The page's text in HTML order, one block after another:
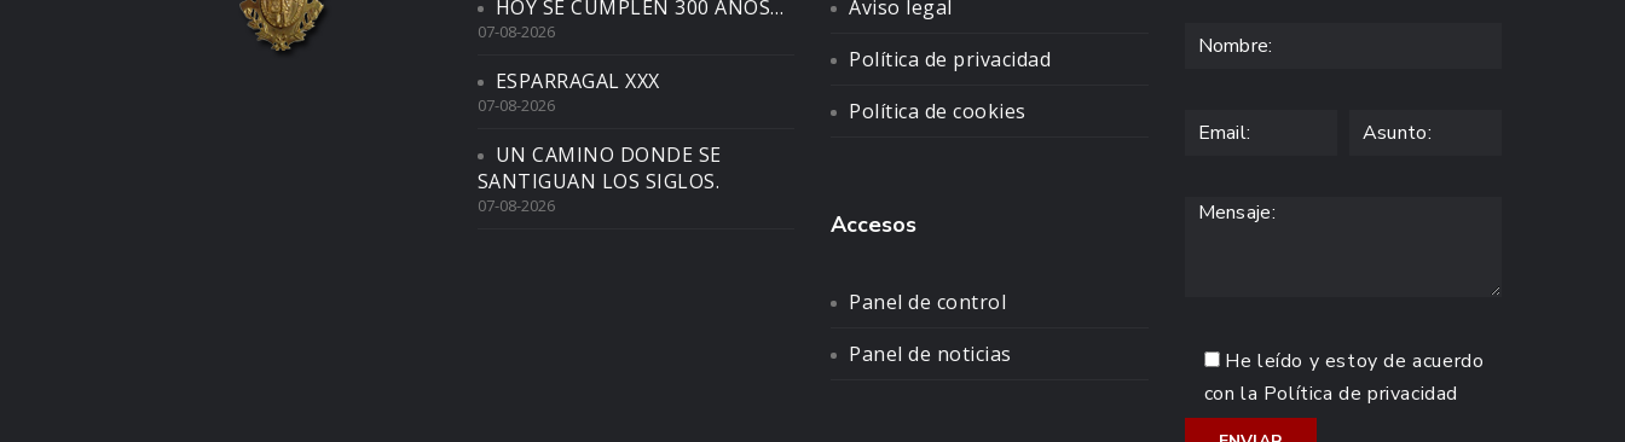
HOY SE CUMPLEN 300 AÑOS…
07-08-2026
ESPARRAGAL XXX
07-08-2026
UN CAMINO DONDE SE
SANTIGUAN LOS SIGLOS.
07-08-2026
Aviso legal
Política de privacidad
Política de cookies
Accesos
Panel de control
Panel de noticias
He leído y estoy de acuerdo
con la Política de privacidad